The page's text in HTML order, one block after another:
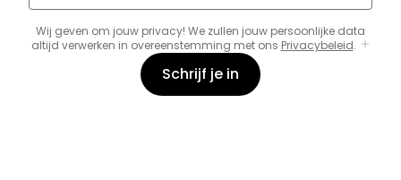
Wij geven om jouw privacy! We zullen jouw persoonlijke data
altijd verwerken in overeenstemming met ons Privacybeleid.
Schrijf je in